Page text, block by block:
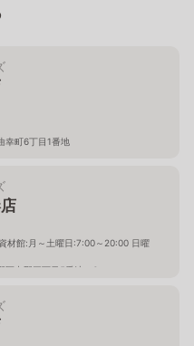
幸町6丁目1番地
材館:月～土曜日:7:00～20:00 日曜
区中野三丁目5番地の6